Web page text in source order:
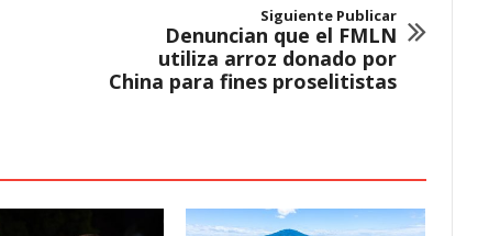
Siguiente Publicar
Denuncian que el FMLN
utiliza arroz donado por
China para fines proselitistas